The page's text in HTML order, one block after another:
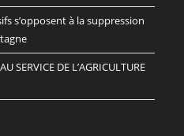
s’opposent à la suppression
SERVICE DE L’AGRICULTURE